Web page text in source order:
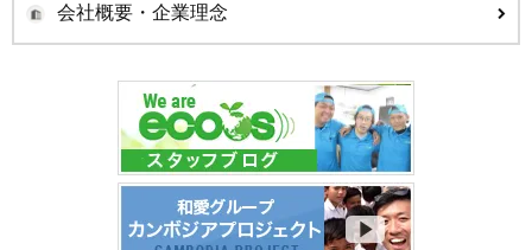
会社概要・企業理念